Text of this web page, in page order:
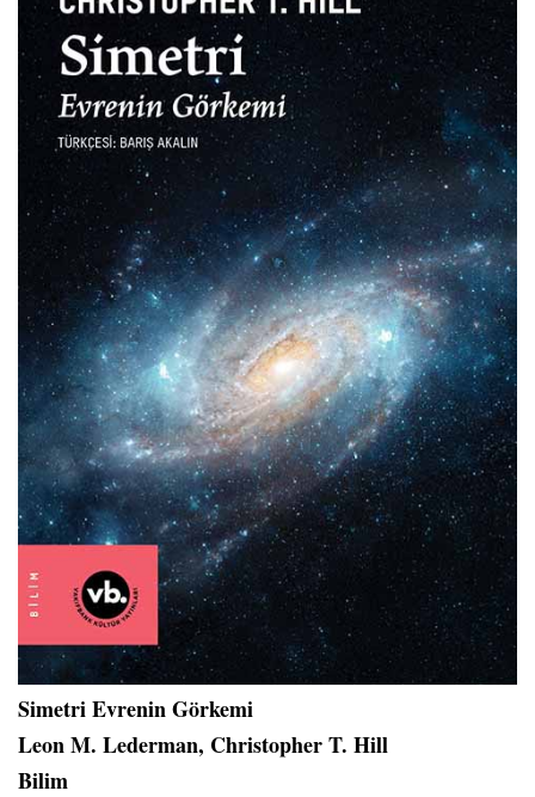
Simetri Evrenin Görkemi
Leon M. Lederman, Christopher T. Hill
Bilim